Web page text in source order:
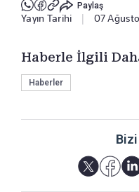
Paylaş
Yayın Tarihi 07
Haberle İlgili
Haberler